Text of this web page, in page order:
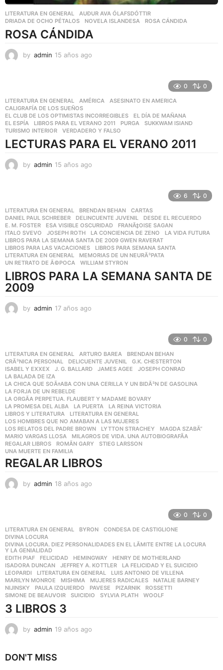
LITERATURA EN GENERAL AUÐUR AVA ÓLAFSDÓTTIR
DRIADA DE OCHO PÉTALOS
,NOVELA ISLANDESA ,ROSA CÁNDIDA
ROSA CÁNDIDA
by admin 15 años ago
a
g
o
0 0
LITERATURA EN GENERAL AMÉRICA ,ASESINATO EN AMERICA
CALIGRAFÍA DE LOS SUEÑOS
EL CLUB DE LOS OPTIMISTAS INCORREGIBLES
,EL DÍA DE MAÑANA
EL ESPÍA
,LIBROS PARA EL VERANO 2011 ,PURGA ,SUKKWAM ISIAND
TURISMO INTERIOR
,VERDADERO Y FALSO
LECTURAS PARA EL VERANO 2011
by admin 15 años ago
a
g
o
6 0
LITERATURA EN GENERAL BRENDAN BEHAN ,CARTAS
DANIEL PAUL SCHREBER
,DELINCUENTE JUVENIL ,DESDE EL RECUERDO
E. M. FOSTER
,ESA VISIBLE OSCURIDAD ,FRANÃ‡OISE SAGAN
ITALO SVEVO
,JOSEPH ROTH ,LA CONCIENCIA DE ZENO ,LA VIDA FUTURA
LIBROS PARA LA SEMANA SANTA DE 2009 GWEN RAVERAT
LIBROS PARA LAS VACACIONES
,LIBROS PARA SEMANA SANTA
LITERATURA EN GENERAL
,MEMORIAS DE UN NEURÃ³PATA
UN RETRATO DE Ã©POCA
,WILLIAM STYRON
LIBROS PARA LA SEMANA SANTA DE
2009
by admin 17 años ago
s
a
o
0 0
LITERATURA EN GENERAL ARTURO BAREA ,BRENDAN BEHAN
CRÃ³NICA PERSONAL
,DELICUENTE JUVENIL ,G.K. CHESTERTON
ISABEL Y EXXEX
,J. G. BALLARD ,JAMES AGEE ,JOSEPH CONRAD
LA BALADA DE IZA
LA CHICA QUE SOÃ±ABA CON UNA CERILLA Y UN BIDÃ³N DE GASOLINA
LA FORJA DE UN REBELDE
LA ORGÃ­A PERPETUA. FLAUBERT Y MADAME BOVARY
LA PROMESA DEL ALBA
,LA PUERTA ,LA REINA VICTORIA
LIBROS Y LITERATURA
,LITERATURA EN GENERAL
LOS HOMBRES QUE NO AMABAN A LAS MUJERES
LOS RELATOS DEL PADRE BROWN
,LYTTON STRACHEY ,MAGDA SZABÃ“
MARIO VARGAS LLOSA
,MILAGROS DE VIDA. UNA AUTOBIOGRAFÃ­A
REGALAR LIBROS
,ROMÃN GARY ,STIEG LARSSON
UNA MUERTE EN FAMILIA
REGALAR LIBROS
by admin 18 años ago
s
a
o
0 0
LITERATURA EN GENERAL BYRON ,CONDESA DE CASTIGLIONE
DIVINA LOCURA
DIVINA LOCURA. DIEZ PERSONALIDADES EN EL LÃ­MITE ENTRE LA LOCURA
Y LA GENIALIDAD
EDITH PIAF
,FELICIDAD ,HEMINGWAY ,HENRY DE MOTHERLAND
ISADORA DUNCAN
,JEFFREY A. KOTTLER ,LA FELICIDAD Y EL SUICIDIO
LEOPARDI
,LITERATURA EN GENERAL ,LUIS ANTONIO DE VILLENA
MARILYN MONROE
,MISHIMA ,MUJERES RADICALES ,NATALIE BARNEY
NIJINSKY
,PAULA IZQUIERDO ,PAVESE ,PIZARNIK ,ROSSETTI
SIMONE DE BEAUVOIR
,SUICIDIO ,SYLVIA PLATH ,WOOLF
3 LIBROS 3
by admin 19 años ago
DON'T MISS